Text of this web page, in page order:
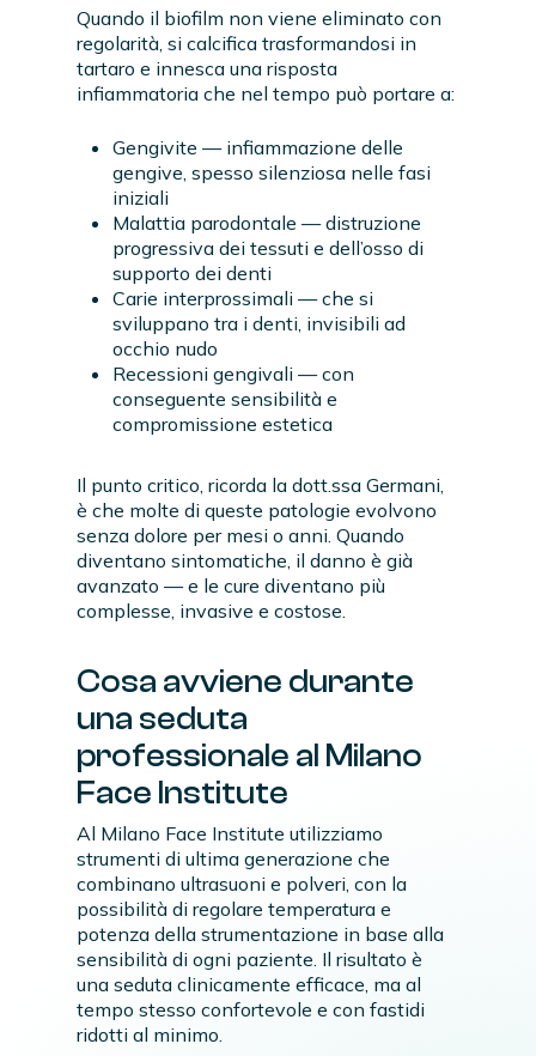
Quando il biofilm non viene eliminato con
regolarità, si calcifica trasformandosi in
tartaro e innesca una risposta
infiammatoria che nel tempo può portare a:
Gengivite — infiammazione delle
gengive, spesso silenziosa nelle fasi
iniziali
Malattia parodontale — distruzione
progressiva dei tessuti e dell’osso di
supporto dei denti
Carie interprossimali — che si
sviluppano tra i denti, invisibili ad
occhio nudo
Recessioni gengivali — con
conseguente sensibilità e
compromissione estetica
Il punto critico, ricorda la dott.ssa Germani,
è che molte di queste patologie evolvono
senza dolore per mesi o anni. Quando
diventano sintomatiche, il danno è già
avanzato — e le cure diventano più
complesse, invasive e costose.
Cosa avviene durante
una seduta
professionale al Milano
Face Institute
Al Milano Face Institute utilizziamo
strumenti di ultima generazione che
combinano ultrasuoni e polveri, con la
possibilità di regolare temperatura e
potenza della strumentazione in base alla
sensibilità di ogni paziente. Il risultato è
una seduta clinicamente efficace, ma al
tempo stesso confortevole e con fastidi
ridotti al minimo.